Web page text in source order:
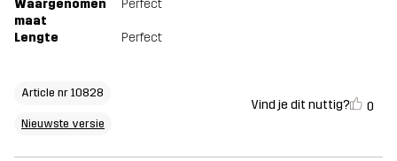
Waargenomen
maat
Perfect
Lengte Perfect
Article nr 10828
Nieuwste versie
Vind je dit nuttig? 0